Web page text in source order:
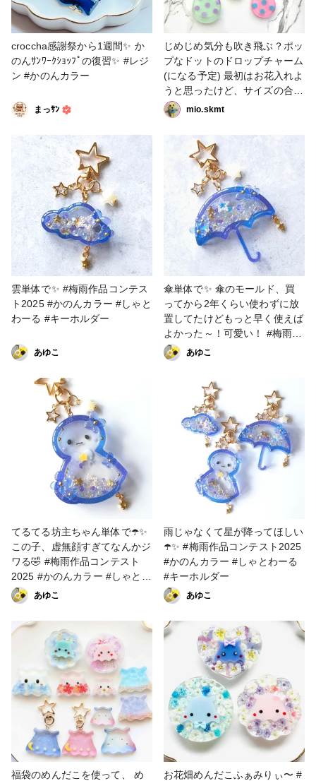
croccha感謝祭から1週間✨️ か
のんｻﾝﾜｰｸｼｮｯﾌﾟの復習✨️ #レジ
ン #かのんカラー
まっｻﾝ
じめじめ気分も吹き飛ぶ？ポッ
プなドットのドロップチャーム
(になる予定) 最初はお花入れよ
うと思ったけど、サイズの合う
お花あんまり持ってなくて、手
持ちのクレイパーツやホログラ
ムを並べまくりました。 #レジ
かのんカラー #こまりカラー #
カラリー #クロコちゃんレシピ
mio.skmt
雲単体で✨ #梅雨作品コンテス
ト2025 #かのんカラー #しゃと
わーる #キーホルダー
あゆこ
傘単体で✨ 傘のモールド、買
ってから2年くらい使わずに放
置してたけどもっと早く使えば
よかった～！可愛い！ #梅雨作
品コンテスト2025 #かのんカ
ラー #しゃとわーる #キーホル
あゆこ
てるてる坊主ちゃん単体で☂️✨
この子、虚無顔すぎてなんかジ
ワる🤣 #梅雨作品コンテスト
2025 #かのんカラー #しゃとわ
ーる #キーホルダー
あゆこ
雨じゃなくて星が降ってほしい
☂️✨ #梅雨作品コンテスト2025
#かのんカラー #しゃとわーる
#キーホルダー
あゆこ
福袋のめんだこを使って、 め
お花畑めんだこふぁみりぃ〜 #